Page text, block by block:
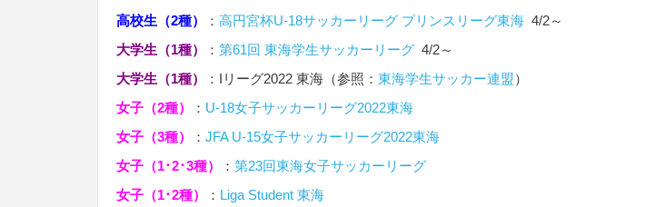
高校生（2種）
： 高円宮杯U-18サッカーリーグ プリンスリーグ東海 4/2～
大学生（1種）
： 第61回 東海学生サッカーリーグ 4/2～
大学生（1種）
：Iリーグ2022 東海（参照： 東海学生サッカー連盟）
女子（2種）
： U-18女子サッカーリーグ2022東海
女子（3種）
： JFA U-15女子サッカーリーグ2022東海
女子（1･2･3種）
： 第23回東海女子サッカーリーグ
女子（1･2種）
： Liga Student 東海